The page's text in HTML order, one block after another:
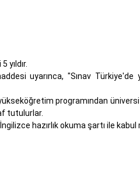
yıldır.
uyarınca, "Sınav Türkiye'de
programından
tutulurlar.
hazırlık okuma şartı ile kabul